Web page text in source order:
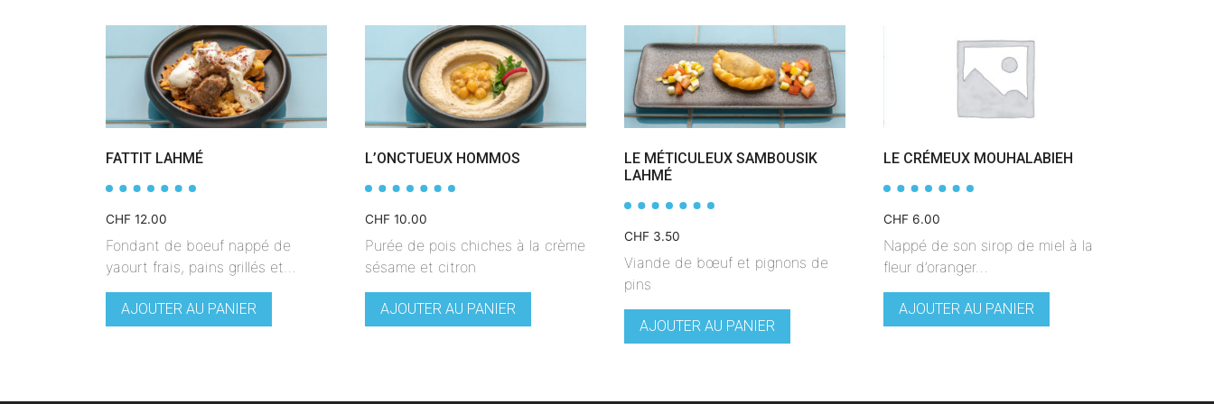
FATTIT LAHMÉ
CHF 12.00
Fondant de boeuf nappé de
yaourt frais, pains grillés et…
AJOUTER AU PANIER
L’ONCTUEUX HOMMOS
CHF10.00
Purée de pois chiches à la crème
sésame et citron
AJOUTER AU PANIER
LE MÉTICULEUX SAMBOUSIK
LAHMÉ
CHF3.50
Viande de bœuf et pignons de
pins
AJOUTER AU PANIER
LE CRÉMEUX MOUHALABIEH
CHF6.00
Nappé de son sirop de miel à la
fleur d’oranger…
AJOUTER AU PANIER